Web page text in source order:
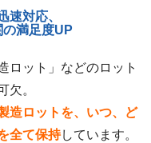
速対応、
満足度UP
ロット」などのロット
欠。
造ロットを、いつ、ど
全て保持しています。